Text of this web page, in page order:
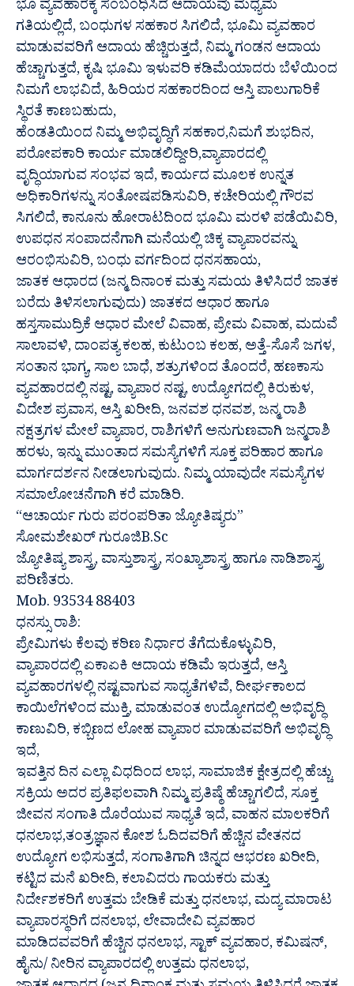
ಭೂ ವ್ಯವಹಾರಕ್ಕೆ ಸಂಬಂಧಿಸಿದ ಆದಾಯವು ಮಧ್ಯಮ
ಗತಿಯಲ್ಲಿದೆ, ಬಂಧುಗಳ ಸಹಕಾರ ಸಿಗಲಿದೆ, ಭೂಮಿ ವ್ಯವಹಾರ
ಮಾಡುವವರಿಗೆ ಆದಾಯ ಹೆಚ್ಚಿರುತ್ತದೆ, ನಿಮ್ಮ ಗಂಡನ ಆದಾಯ
ಹೆಚ್ಚಾಗುತ್ತದೆ, ಕೃಷಿ ಭೂಮಿ ಇಳುವರಿ ಕಡಿಮೆಯಾದರು ಬೆಳೆಯಿಂದ
ನಿಮಗೆ ಲಾಭವಿದೆ, ಹಿರಿಯರ ಸಹಕಾರದಿಂದ ಆಸ್ತಿ ಪಾಲುಗಾರಿಕೆ
ಸ್ಥಿರತೆ ಕಾಣಬಹುದು,
ಹೆಂಡತಿಯಿಂದ ನಿಮ್ಮ ಅಭಿವೃದ್ಧಿಗೆ ಸಹಕಾರ,ನಿಮಗೆ ಶುಭದಿನ,
ಪರೋಪಕಾರಿ ಕಾರ್ಯ ಮಾಡಲಿದ್ದೀರಿ,ವ್ಯಾಪಾರದಲ್ಲಿ
ವೃದ್ಧಿಯಾಗುವ ಸಂಭವ ಇದೆ, ಕಾರ್ಯದ ಮೂಲಕ ಉನ್ನತ
ಅಧಿಕಾರಿಗಳನ್ನು ಸಂತೋಷಪಡಿಸುವಿರಿ, ಕಚೇರಿಯಲ್ಲಿ ಗೌರವ
ಸಿಗಲಿದೆ, ಕಾನೂನು ಹೋರಾಟದಿಂದ ಭೂಮಿ ಮರಳಿ ಪಡೆಯಿವಿರಿ,
ಉಪಧನ ಸಂಪಾದನೆಗಾಗಿ ಮನೆಯಲ್ಲಿ ಚಿಕ್ಕ ವ್ಯಾಪಾರವನ್ನು
ಆರಂಭಿಸುವಿರಿ, ಬಂಧು ವರ್ಗದಿಂದ ಧನಸಹಾಯ,
ಜಾತಕ ಆಧಾರದ (ಜನ್ಮ ದಿನಾಂಕ ಮತ್ತು ಸಮಯ ತಿಳಿಸಿದರೆ ಜಾತಕ
ಬರೆದು ತಿಳಿಸಲಾಗುವುದು) ಜಾತಕದ ಆಧಾರ ಹಾಗೂ
ಹಸ್ತಸಾಮುದ್ರಿಕೆ ಆಧಾರ ಮೇಲೆ ವಿವಾಹ, ಪ್ರೇಮ ವಿವಾಹ, ಮದುವೆ
ಸಾಲಾವಳಿ, ದಾಂಪತ್ಯ ಕಲಹ, ಕುಟುಂಬ ಕಲಹ, ಅತ್ತೆ-ಸೊಸೆ ಜಗಳ,
ಸಂತಾನ ಭಾಗ್ಯ, ಸಾಲ ಬಾಧೆ, ಶತ್ರುಗಳಿಂದ ತೊಂದರೆ, ಹಣಕಾಸು
ವ್ಯವಹಾರದಲ್ಲಿ ನಷ್ಟ, ವ್ಯಾಪಾರ ನಷ್ಟ, ಉದ್ಯೋಗದಲ್ಲಿ ಕಿರುಕುಳ,
ವಿದೇಶ ಪ್ರವಾಸ, ಆಸ್ತಿ ಖರೀದಿ, ಜನವಶ ಧನವಶ, ಜನ್ಮ ರಾಶಿ
ನಕ್ಷತ್ರಗಳ ಮೇಲೆ ವ್ಯಾಪಾರ, ರಾಶಿಗಳಿಗೆ ಅನುಗುಣವಾಗಿ ಜನ್ಮರಾಶಿ
ಹರಳು, ಇನ್ನು ಮುಂತಾದ ಸಮಸ್ಯೆಗಳಿಗೆ ಸೂಕ್ತ ಪರಿಹಾರ ಹಾಗೂ
ಮಾರ್ಗದರ್ಶನ ನೀಡಲಾಗುವುದು. ನಿಮ್ಮ ಯಾವುದೇ ಸಮಸ್ಯೆಗಳ
ಸಮಾಲೋಚನೆಗಾಗಿ ಕರೆ ಮಾಡಿರಿ.
“ಆಚಾರ್ಯ ಗುರು ಪರಂಪರಿತಾ ಜ್ಯೋತಿಷ್ಯರು”
ಸೋಮಶೇಖರ್ ಗುರೂಜಿB.Sc
ಜ್ಯೋತಿಷ್ಯ ಶಾಸ್ತ್ರ, ವಾಸ್ತುಶಾಸ್ತ್ರ, ಸಂಖ್ಯಾಶಾಸ್ತ್ರ ಹಾಗೂ ನಾಡಿಶಾಸ್ತ್ರ
ಪರಿಣಿತರು.
Mob. 93534 88403
ಧನಸ್ಸು ರಾಶಿ:
ಪ್ರೇಮಿಗಳು ಕೆಲವು ಕಠಿಣ ನಿರ್ಧಾರ ತೆಗೆದುಕೊಳ್ಳುವಿರಿ,
ವ್ಯಾಪಾರದಲ್ಲಿ ಏಕಾಏಕಿ ಆದಾಯ ಕಡಿಮೆ ಇರುತ್ತದೆ, ಆಸ್ತಿ
ವ್ಯವಹಾರಗಳಲ್ಲಿ ನಷ್ಟವಾಗುವ ಸಾಧ್ಯತೆಗಳಿವೆ, ದೀರ್ಘಕಾಲದ
ಕಾಯಿಲೆಗಳಿಂದ ಮುಕ್ತಿ, ಮಾಡುವಂತ ಉದ್ಯೋಗದಲ್ಲಿ ಅಭಿವೃದ್ಧಿ
ಕಾಣುವಿರಿ, ಕಬ್ಬಿಣದ ಲೋಹ ವ್ಯಾಪಾರ ಮಾಡುವವರಿಗೆ ಅಭಿವೃದ್ಧಿ
ಇದೆ,
ಇವತ್ತಿನ ದಿನ ಎಲ್ಲಾ ವಿಧದಿಂದ ಲಾಭ, ಸಾಮಾಜಿಕ ಕ್ಷೇತ್ರದಲ್ಲಿ ಹೆಚ್ಚು
ಸಕ್ರಿಯ ಅದರ ಪ್ರತಿಫಲವಾಗಿ ನಿಮ್ಮ ಪ್ರತಿಷ್ಠೆ ಹೆಚ್ಚಾಗಲಿದೆ, ಸೂಕ್ತ
ಜೀವನ ಸಂಗಾತಿ ದೊರೆಯುವ ಸಾಧ್ಯತೆ ಇದೆ, ವಾಹನ ಮಾಲಕರಿಗೆ
ಧನಲಾಭ,ತಂತ್ರಜ್ಞಾನ ಕೋಶ ಓದಿದವರಿಗೆ ಹೆಚ್ಚಿನ ವೇತನದ
ಉದ್ಯೋಗ ಲಭಿಸುತ್ತದೆ, ಸಂಗಾತಿಗಾಗಿ ಚಿನ್ನದ ಆಭರಣ ಖರೀದಿ,
ಕಟ್ಟಿದ ಮನೆ ಖರೀದಿ, ಕಲಾವಿದರು ಗಾಯಕರು ಮತ್ತು
ನಿರ್ದೇಶಕರಿಗೆ ಉತ್ತಮ ಬೇಡಿಕೆ ಮತ್ತು ಧನಲಾಭ, ಮದ್ಯ ಮಾರಾಟ
ವ್ಯಾಪಾರಸ್ಥರಿಗೆ ದನಲಾಭ, ಲೇವಾದೇವಿ ವ್ಯವಹಾರ
ಮಾಡಿದವವರಿಗೆ ಹೆಚ್ಚಿನ ಧನಲಾಭ, ಸ್ಟಾಕ್ ವ್ಯವಹಾರ, ಕಮಿಷನ್,
ಹೈನು/ ನೀರಿನ ವ್ಯಾಪಾರದಲ್ಲಿ ಉತ್ತಮ ಧನಲಾಭ,